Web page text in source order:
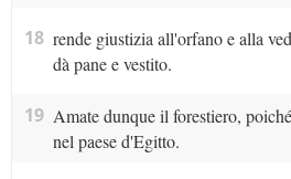
18 rende giustizia all'orfano e alla
dà pane e vestito.
19 Amate dunque il forestiero,
nel paese d'Egitto.